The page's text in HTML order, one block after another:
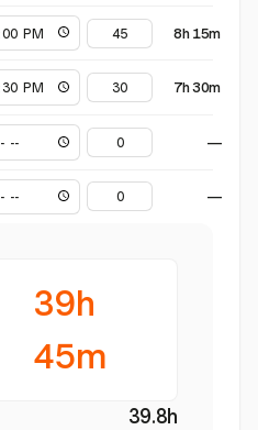
8h 15m
7h 30m
—
—
39h
45m
39.8h